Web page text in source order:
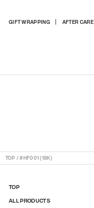
GIFT WRAPPING AFTER CARE
商
TOP /#HF001 (18K)
TOP
ALL PRODUCTS